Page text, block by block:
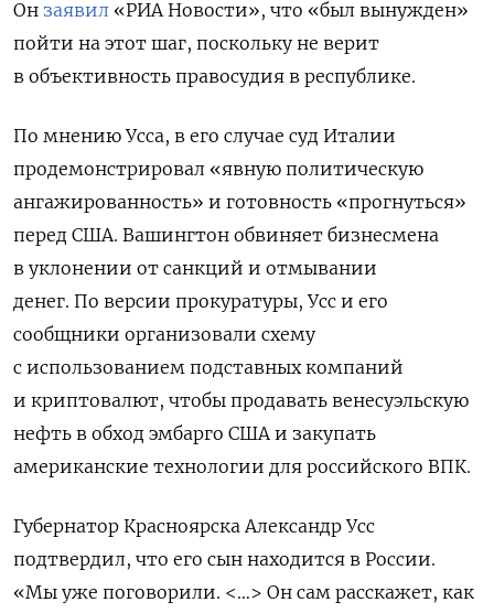
Он заявил «РИА Новости», что «был вынужден»
пойти на этот шаг, поскольку не верит
в объективность правосудия в республике.
По мнению Усса, в его случае суд Италии
продемонстрировал «явную политическую
ангажированность» и готовность «прогнуться»
перед США. Вашингтон обвиняет бизнесмена
в уклонении от санкций и отмывании
денег. По версии прокуратуры, Усс и его
сообщники организовали схему
с использованием подставных компаний
и криптовалют, чтобы продавать венесуэльскую
нефть в обход эмбарго США и закупать
американские технологии для российского ВПК.
Губернатор Красноярска Александр Усс
подтвердил, что его сын находится в России.
«Мы уже поговорили. <…> Он сам расскажет, как